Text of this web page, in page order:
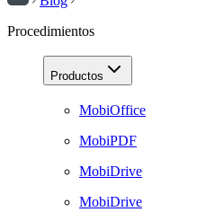
Procedimientos
Productos
MobiOffice
MobiPDF
MobiDrive
MobiDrive